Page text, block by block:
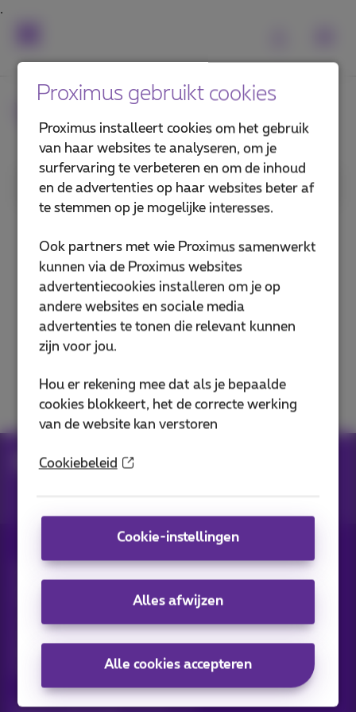
Veelgestelde vragen
1. Categorie
Gsm en simkaart
Voicemail en oproepbeheer
Telefooncentrales en telefoons
Call Connect
Proximus gebruikt cookies
Proximus installeert cookies om het gebruik
van haar websites te analyseren, om je
surfervaring te verbeteren en om de inhoud
en de advertenties op haar websites beter af
te stemmen op je mogelijke interesses.
Ook partners met wie Proximus samenwerkt
kunnen via de Proximus websites
advertentiecookies installeren om je op
andere websites en sociale media
advertenties te tonen die relevant kunnen
zijn voor jou.
Hou er rekening mee dat als je bepaalde
cookies blokkeert, het de correcte werking
van de website kan verstoren
Cookiebeleid
Cookie-instellingen
Alles afwijzen
Alle cookies accepteren
Hulp Telefonie
Alle rechten voorbehouden. ©2026Proximus
Toegankelijkheid
Cookiebeleid
Koning Albert II-laan 27 - B-1030 Brussel.
Carrier & Wholesale Solutions